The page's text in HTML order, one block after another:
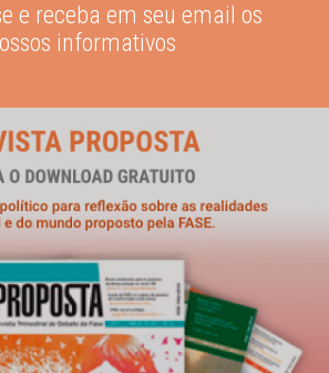
e receba em seu email os
informativos